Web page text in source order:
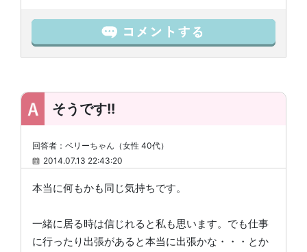
そうです!!
回答者：ベリーちゃん（女性 40代）
2014.07.13 22:43:20
本当に何もかも同じ気持ちです。
一緒に居る時は信じれると私も思います。でも仕事
に行ったり出張があると本当に出張かな・・・とか